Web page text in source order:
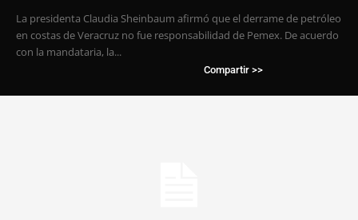
La presidenta Claudia Sheinbaum afirmó que el derrame de petróleo
en costas de Veracruz no fue responsabilidad de Pemex. De acuerdo
con la mandataria, la...
Compartir >>